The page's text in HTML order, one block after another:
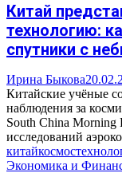
Китай
технологию:
спутники с
Ирина Быкова
Китайские учёные
наблюдения за
South China Morning
исследований
китайкосмос
Экономика и